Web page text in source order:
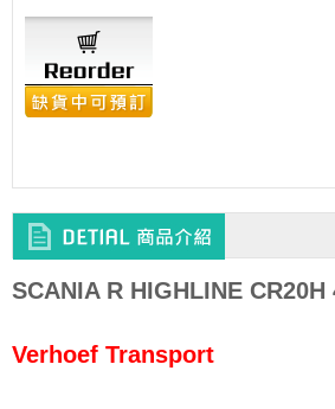
SCANIA R HIGHLINE CR20H
Verhoef Transport